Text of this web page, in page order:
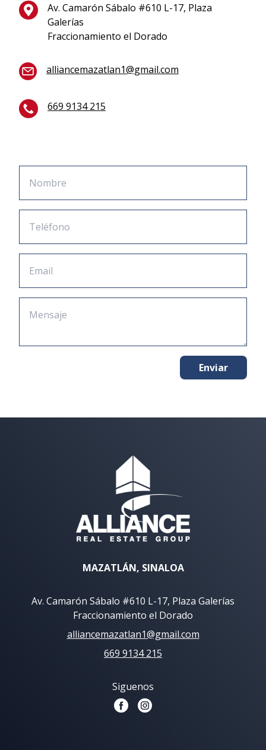
Av. Camarón Sábalo #610 L-17, Plaza
Galerías
Fraccionamiento el Dorado
alliancemazatlan1@gmail.com
669 9134 215
Enviar
MAZATLÁN, SINALOA
Av. Camarón Sábalo #610 L-17, Plaza Galerías
Fraccionamiento el Dorado
alliancemazatlan1@gmail.com
669 9134 215
Siguenos